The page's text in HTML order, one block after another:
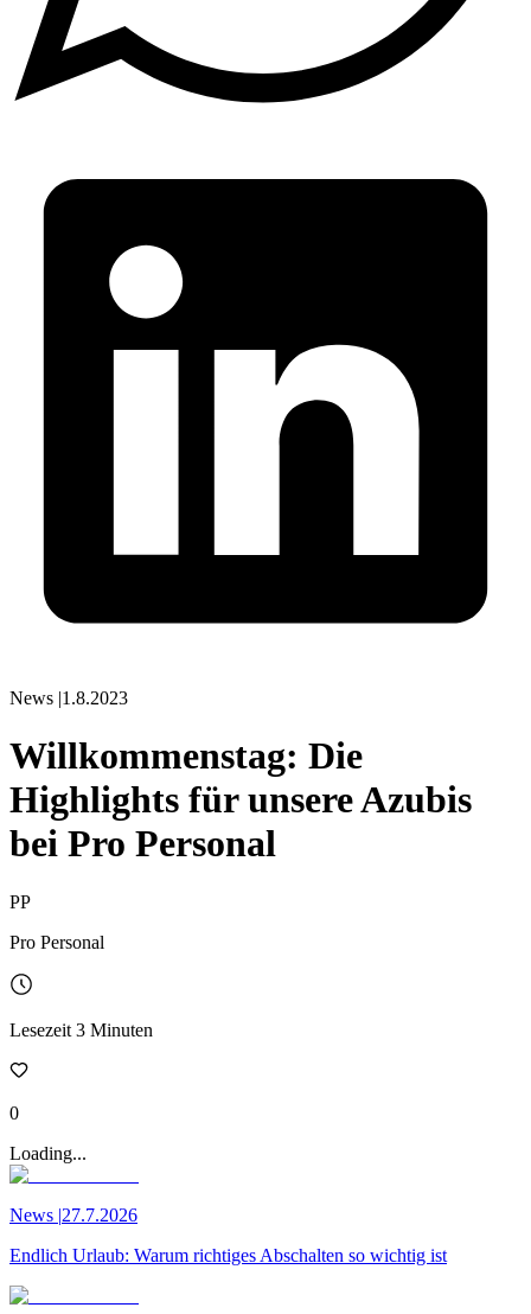
News |1.8.2023
Willkommenstag: Die
Highlights für unsere Azubis
bei Pro Personal
PP
Pro Personal
Lesezeit 3 Minuten
0
Loading...
News |27.7.2026
Endlich Urlaub: Warum richtiges Abschalten so wichtig ist